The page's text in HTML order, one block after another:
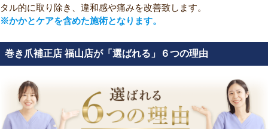
タル的に取り除き、違和感や痛みを改善致します。
※かかとケアを含めた施術となります。
巻き爪補正店 福山店が「選ばれる」６つの理由